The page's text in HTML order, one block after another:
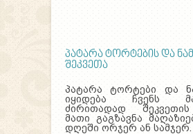
პატარა ტორტების და
შეკვეთა
პატარა ტორტები და
იყიდება ჩვენს
ძირითადად
მათი გაგზავნა
დღეში ორჯერ ან სამჯერ.